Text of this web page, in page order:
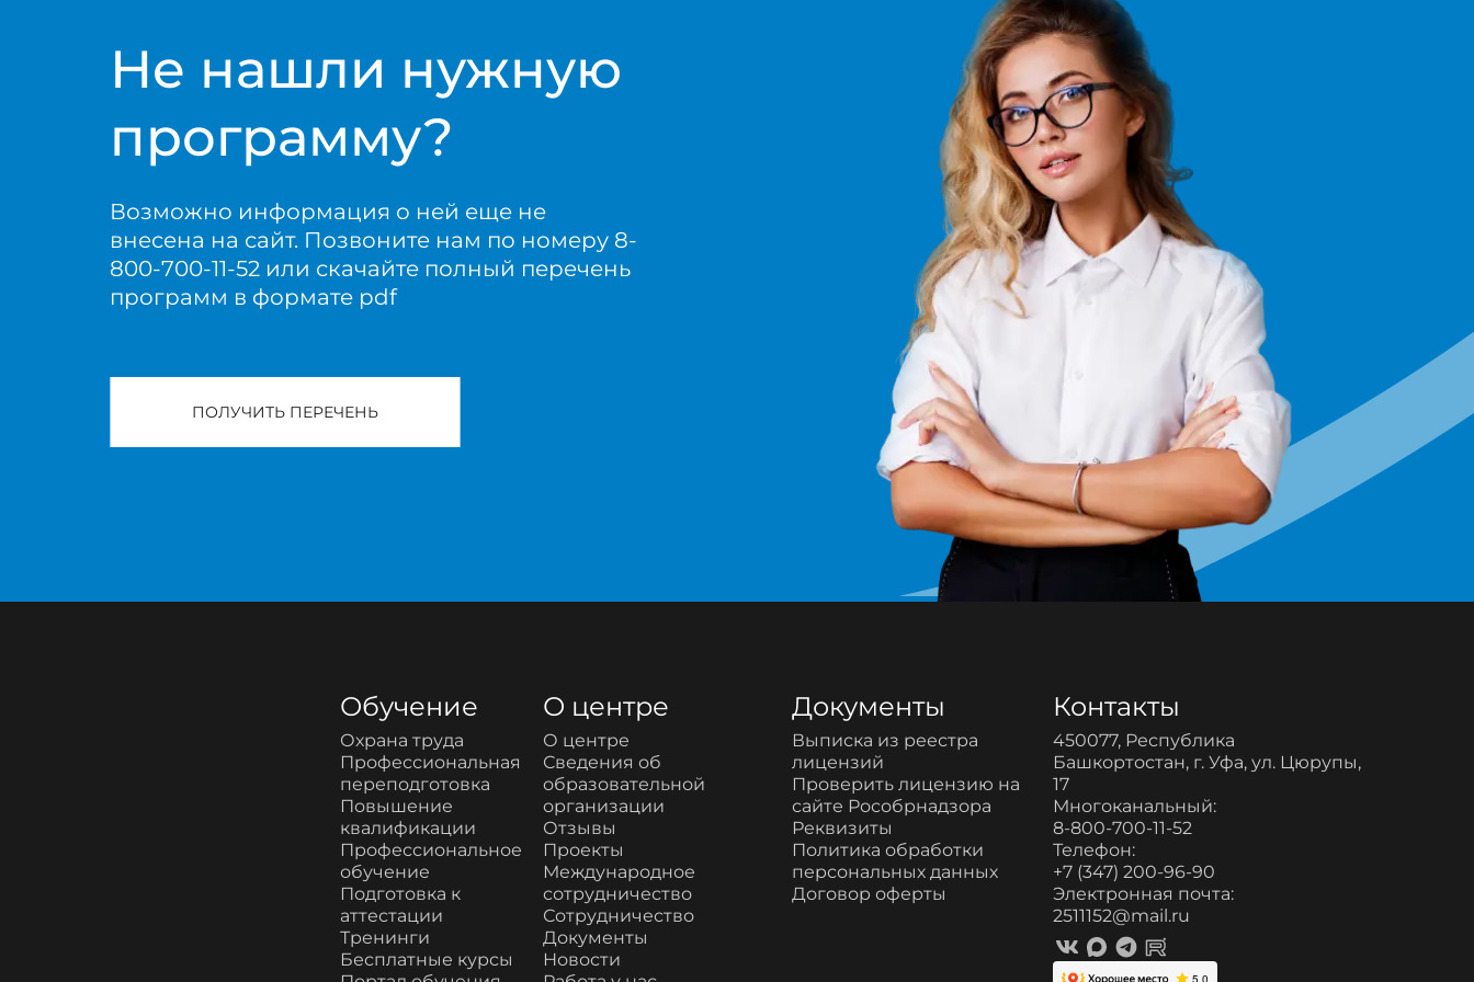
Не нашли нужную
программу?
Возможно информация о ней еще не
внесена на сайт. Позвоните нам по номеру 8-
800-700-11-52 или скачайте полный перечень
программ в формате pdf
ПОЛУЧИТЬ ПЕРЕЧЕНЬ
Обучение
Охрана труда
Профессиональная
переподготовка
Повышение
квалификации
Профессиональное
обучение
Подготовка к
аттестации
Тренинги
Бесплатные курсы
О центре
О центре
Сведения об
образовательной
организации
Отзывы
Проекты
Международное
сотрудничество
Сотрудничество
Документы
Новости
Документы
Выписка из реестра
лицензий
Проверить лицензию на
сайте Рособрнадзора
Реквизиты
Политика обработки
персональных данных
Договор оферты
Контакты
450077, Республика
Башкортостан, г. Уфа, ул. Цюрупы,
17
Многоканальный:
8-800-700-11-52
Телефон:
+7 (347) 200-96-90
Электронная почта:
2511152@mail.ru